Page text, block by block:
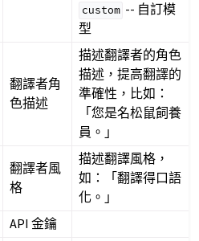
custom -- 自訂模
型
翻譯者角
色描述
描述翻譯者的角色
描述，提高翻譯的
準確性，比如：
「您是名松鼠飼養
員。」
翻譯者風
格
描述翻譯風格，
如：「翻譯得口語
化。」
API 金鑰